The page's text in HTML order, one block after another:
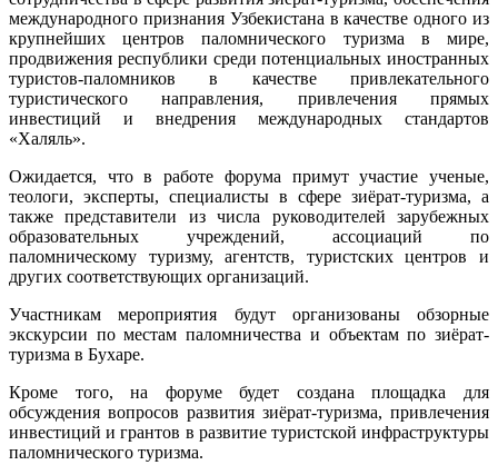
международного признания Узбекистана в качестве одного из
крупнейших центров паломнического туризма в мире,
продвижения республики среди потенциальных иностранных
туристов-паломников в качестве привлекательного
туристического направления, привлечения прямых
инвестиций и внедрения международных стандартов
«Халяль».
Ожидается, что в работе форума примут участие ученые,
теологи, эксперты, специалисты в сфере зиёрат-туризма, а
также представители из числа руководителей зарубежных
образовательных учреждений, ассоциаций по
паломническому туризму, агентств, туристских центров и
других соответствующих организаций.
Участникам мероприятия будут организованы обзорные
экскурсии по местам паломничества и объектам по зиёрат-
туризма в Бухаре.
Кроме того, на форуме будет создана площадка для
обсуждения вопросов развития зиёрат-туризма, привлечения
инвестиций и грантов в развитие туристской инфраструктуры
паломнического туризма.